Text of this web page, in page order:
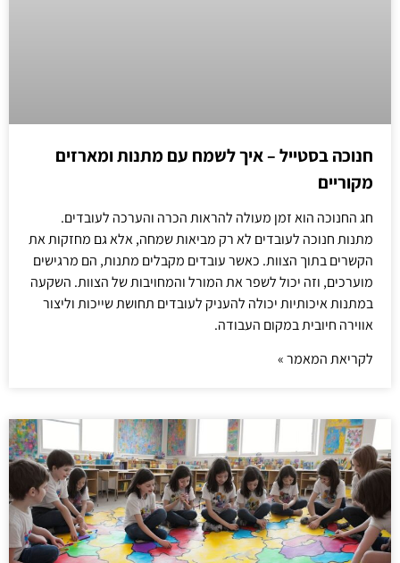
חנוכה בסטייל – איך לשמח עם מתנות ומארזים
מקוריים
חג החנוכה הוא זמן מעולה להראות הכרה והערכה לעובדים.
מתנות חנוכה לעובדים לא רק מביאות שמחה, אלא גם מחזקות את
הקשרים בתוך הצוות. כאשר עובדים מקבלים מתנות, הם מרגישים
מוערכים, וזה יכול לשפר את המורל והמחויבות של הצוות. השקעה
במתנות איכותיות יכולה להעניק לעובדים תחושת שייכות וליצור
אווירה חיובית במקום העבודה.
לקריאת המאמר »